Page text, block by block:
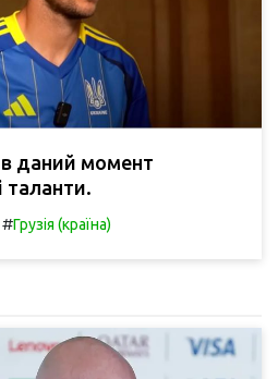
в даний момент
таланти.
#Грузія (країна)